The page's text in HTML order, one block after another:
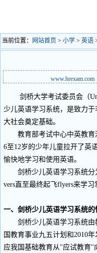
当前位置： 网站首页 > 小学 > 英语
www.hrexam.com
剑桥大学考试委员会（
少儿英语学习系统，是致力
大社会奠定基础。
教育部考试中心中英教育测
6至12岁的少年儿童拉开了英
愉快地学习和使用英语。
剑桥少儿英语学习系统分为
vers直至最终起飞flyers来学
一、剑桥少儿英语学习系统的
剑桥少儿英语学习系统由
国教育事业九五计划和2010
应我国基础教育从"应试教育